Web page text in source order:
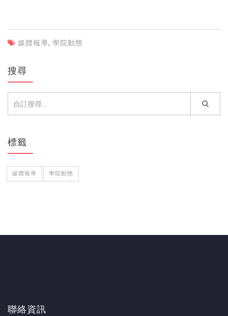
媒體報導, 學院動態
搜尋
標籤
媒體報導 學院動態
聯絡資訊